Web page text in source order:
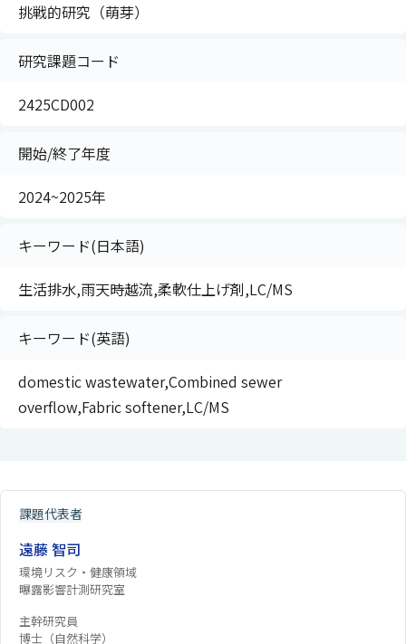
挑戦的研究（萌芽）
研究課題コード
2425CD002
開始/終了年度
2024~2025年
キーワード(日本語)
生活排水,雨天時越流,柔軟仕上げ剤,LC/MS
キーワード(英語)
domestic wastewater,Combined sewer
overflow,Fabric softener,LC/MS
課題代表者
遠藤 智司
環境リスク・健康領域
曝露影響計測研究室
主幹研究員
博士（自然科学）